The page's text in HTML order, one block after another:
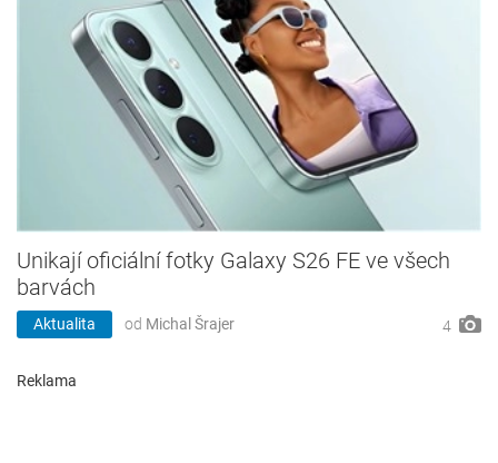
Unikají oficiální fotky Galaxy S26 FE ve všech
barvách
Aktualita od Michal Šrajer 4
Reklama